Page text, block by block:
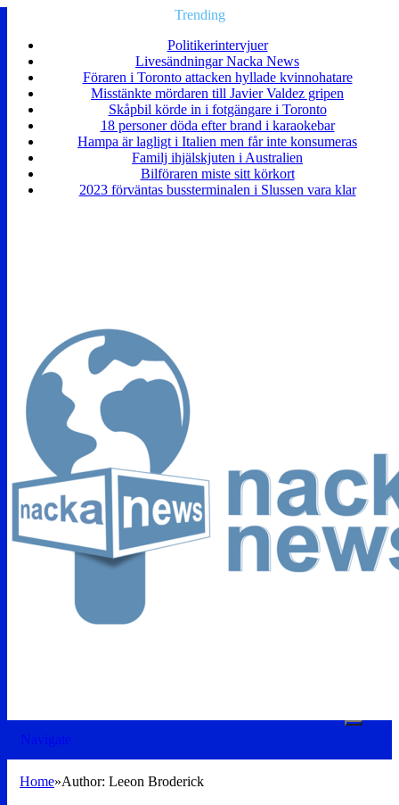
Trending
Politikerintervjuer
Livesändningar Nacka News
Föraren i Toronto attacken hyllade kvinnohatare
Misstänkte mördaren till Javier Valdez gripen
Skåpbil körde in i fotgängare i Toronto
18 personer döda efter brand i karaokebar
Hampa är lagligt i Italien men får inte konsumeras
Familj ihjälskjuten i Australien
Bilföraren miste sitt körkort
2023 förväntas bussterminalen i Slussen vara klar
Navigate
Home»Author: Leeon Broderick